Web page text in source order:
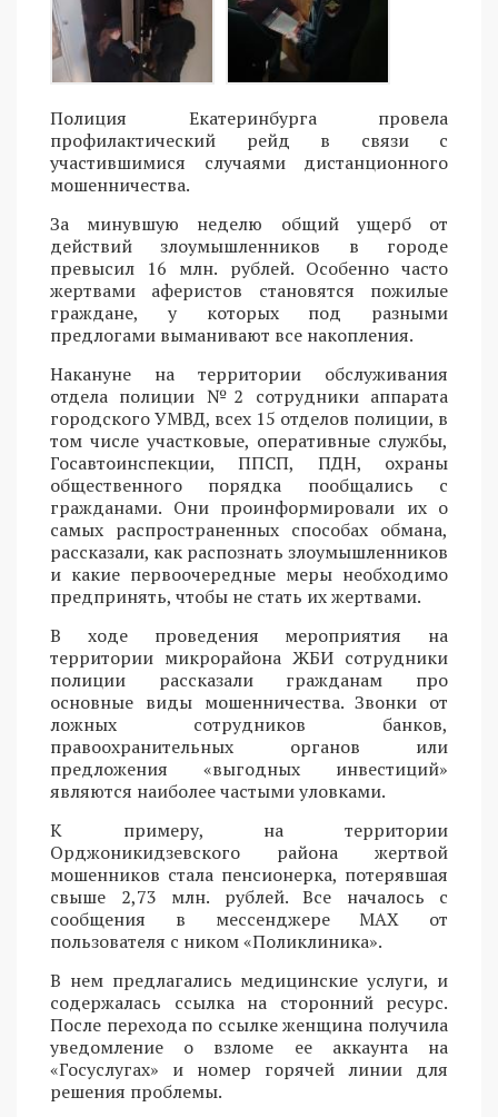
Полиция Екатеринбурга провела
профилактический рейд в связи с
участившимися случаями дистанционного
мошенничества.
За минувшую неделю общий ущерб от
действий злоумышленников в городе
превысил 16 млн. рублей. Особенно часто
жертвами аферистов становятся пожилые
граждане, у которых под разными
предлогами выманивают все накопления.
Накануне на территории обслуживания
отдела полиции №2 сотрудники аппарата
городского УМВД, всех 15 отделов полиции, в
том числе участковые, оперативные службы,
Госавтоинспекции, ППСП, ПДН, охраны
общественного порядка пообщались с
гражданами. Они проинформировали их о
самых распространенных способах обмана,
рассказали, как распознать злоумышленников
и какие первоочередные меры необходимо
предпринять, чтобы не стать их жертвами.
В ходе проведения мероприятия на
территории микрорайона ЖБИ сотрудники
полиции рассказали гражданам про
основные виды мошенничества. Звонки от
ложных сотрудников банков,
правоохранительных органов или
предложения «выгодных инвестиций»
являются наиболее частыми уловками.
К примеру, на территории
Орджоникидзевского района жертвой
мошенников стала пенсионерка, потерявшая
свыше 2,73 млн. рублей. Все началось с
сообщения в мессенджере MAX от
пользователя с ником «Поликлиника».
В нем предлагались медицинские услуги, и
содержалась ссылка на сторонний ресурс.
После перехода по ссылке женщина получила
уведомление о взломе ее аккаунта на
«Госуслугах» и номер горячей линии для
решения проблемы.